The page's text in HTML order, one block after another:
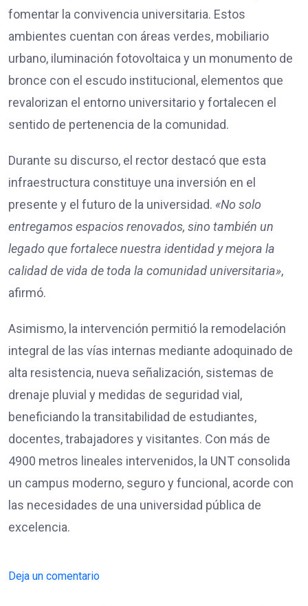
fomentar la convivencia universitaria. Estos
ambientes cuentan con áreas verdes, mobiliario
urbano, iluminación fotovoltaica y un monumento de
bronce con el escudo institucional, elementos que
revalorizan el entorno universitario y fortalecen el
sentido de pertenencia de la comunidad.
Durante su discurso, el rector destacó que esta
infraestructura constituye una inversión en el
presente y el futuro de la universidad. «No solo
entregamos espacios renovados, sino también un
legado que fortalece nuestra identidad y mejora la
calidad de vida de toda la comunidad universitaria»,
afirmó.
Asimismo, la intervención permitió la remodelación
integral de las vías internas mediante adoquinado de
alta resistencia, nueva señalización, sistemas de
drenaje pluvial y medidas de seguridad vial,
beneficiando la transitabilidad de estudiantes,
docentes, trabajadores y visitantes. Con más de
4900 metros lineales intervenidos, la UNT consolida
un campus moderno, seguro y funcional, acorde con
las necesidades de una universidad pública de
excelencia.
Deja un comentario